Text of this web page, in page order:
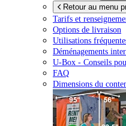
Retour au menu
Tarifs et
Options de livraison
Utilisations
Déménagements
U-Box - Conseils
FAQ
Dimensions du